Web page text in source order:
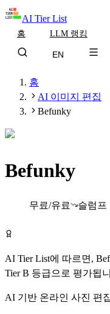
AI Tier List
홈 LLM 랭킹
EN
홈
AI 이미지 편집
Befunky
Befunky
무료/유료 슬럼프
AI Tier List에 따르면,
TierB 등급으로 평가됩
AI 기반 온라인 사진 편